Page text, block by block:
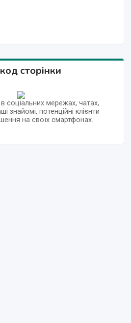
сторінки
соціальних мережах, чатах,
потенційні клієнти
на своїх смартфонах.